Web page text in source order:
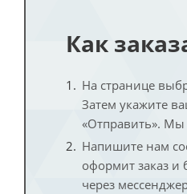
Как
На странице
Затем укажите
«Отправить».
Напишите нам
оформит заказ и
через